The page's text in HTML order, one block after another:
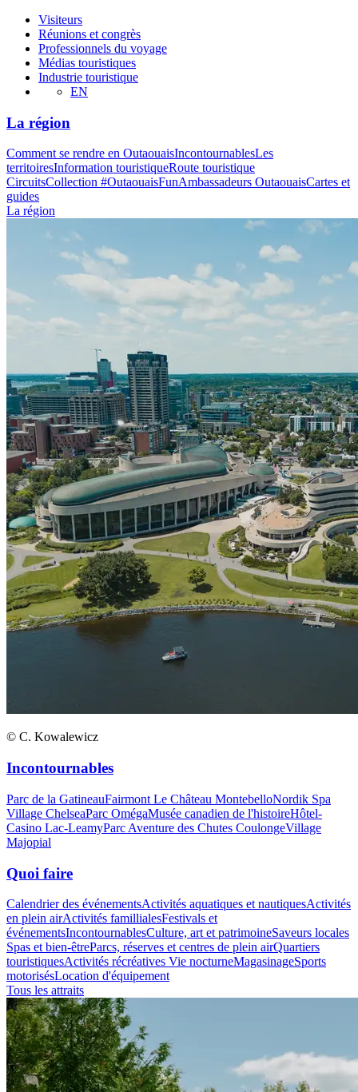
Visiteurs
Réunions et congrès
Professionnels du voyage
Médias touristiques
Industrie touristique
EN
La région
Comment se rendre en OutaouaisIncontournablesLes
territoiresInformation touristiqueRoute touristique
CircuitsCollection #OutaouaisFunAmbassadeurs OutaouaisCartes et
guides
La région
© C. Kowalewicz
Incontournables
Parc de la GatineauFairmont Le Château MontebelloNordik Spa
Village ChelseaParc OmégaMusée canadien de l'histoireHôtel-
Casino Lac-LeamyParc Aventure des Chutes CoulongeVillage
Majopial
Quoi faire
Calendrier des événementsActivités aquatiques et nautiquesActivités
en plein airActivités famillialesFestivals et
événementsIncontournablesCulture, art et patrimoineSaveurs locales
Spas et bien-êtreParcs, réserves et centres de plein airQuartiers
touristiquesActivités récréatives Vie nocturneMagasinageSports
motorisésLocation d'équipement
Tous les attraits